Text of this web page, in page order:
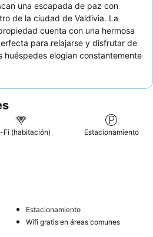
una escapada de paz con
de la ciudad de Valdivia. La
cuenta con una hermosa
para relajarse y disfrutar de
huéspedes elogian constantemente
experiencia mejorada, considere
Fi (habitación) Estacionamiento
Estacionamiento
Wifi gratis en áreas comunes